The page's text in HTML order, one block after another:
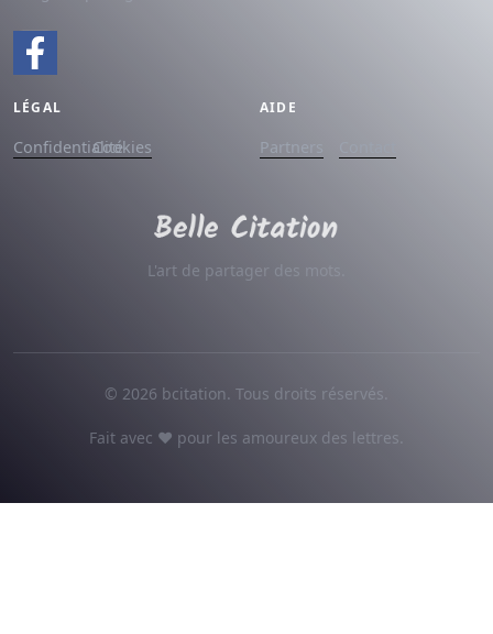
LÉGAL
ConfidentialitéCookies
AIDE
Partners
L'art de partager des mots.
© 2026 bcitation. Tous droits réservés.
Fait avec ♥ pour les amoureux des lettres.